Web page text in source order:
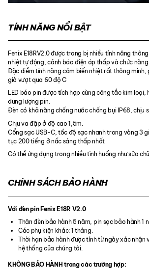
TÍNH NĂNG NỔI BẬT
Fenix E18RV2.0 được trang bị nhiều tính năng
nhiệt tự động, cảnh báo điện áp thấp và chức
Đặc điểm tính năng cảm biến nhiệt rất thông minh,
giờ vượt qua 60 độ C
LED báo pin được tích hợp cùng công tắc kim loại,
dung lượng pin.
Đèn có khả năng chống nước chống bụi IP68, chịu
Chịu va đập ở độ cao 1,5m.
Cổng sạc USB-C, tốc độ sạc nhanh trong vòng 3
tục 200 tiếng ở nấc sáng thấp nhất
Có thể ứng dụng trong nhiều tình huống như sửa
CHÍNH SÁCH BẢO HÀNH
Với đèn pin Fenix E18R V2.0
Thân đèn bảo hành 5 năm, pin sạc bảo hành 1
Các phụ kiện khác: 1 tháng.
Thời hạn bảo hành được tính từ ngày xác nhận
hệ thống của chúng tôi.
KHÔNG BẢO HÀNH trong các trường hợp: